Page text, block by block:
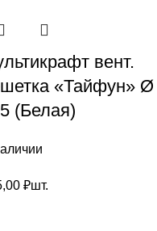
вент.
«Тайфун» Ø
(Белая)
₽шт.